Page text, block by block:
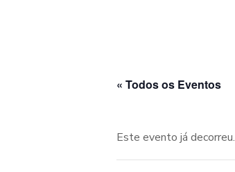
« Todos os Eventos
Este evento já decorreu.